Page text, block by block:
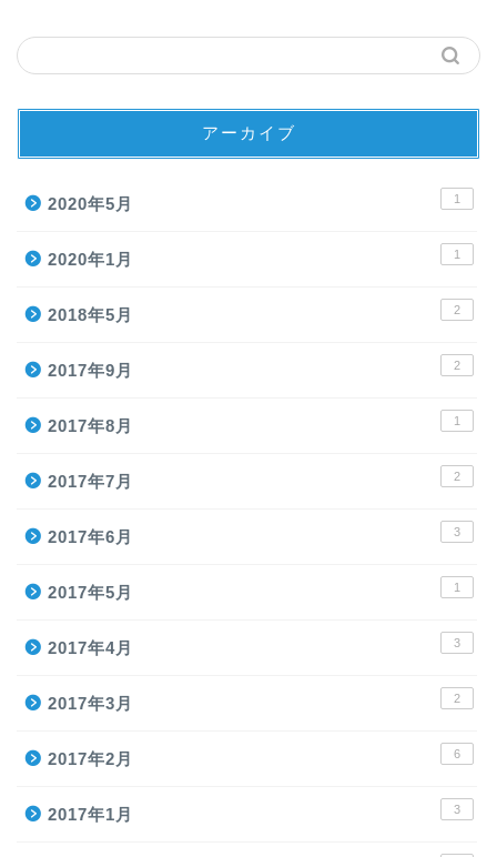
アーカイブ
2020年5月 1
2020年1月 1
2018年5月 2
2017年9月 2
2017年8月 1
2017年7月 2
2017年6月 3
2017年5月 1
2017年4月 3
2017年3月 2
2017年2月 6
2017年1月 3